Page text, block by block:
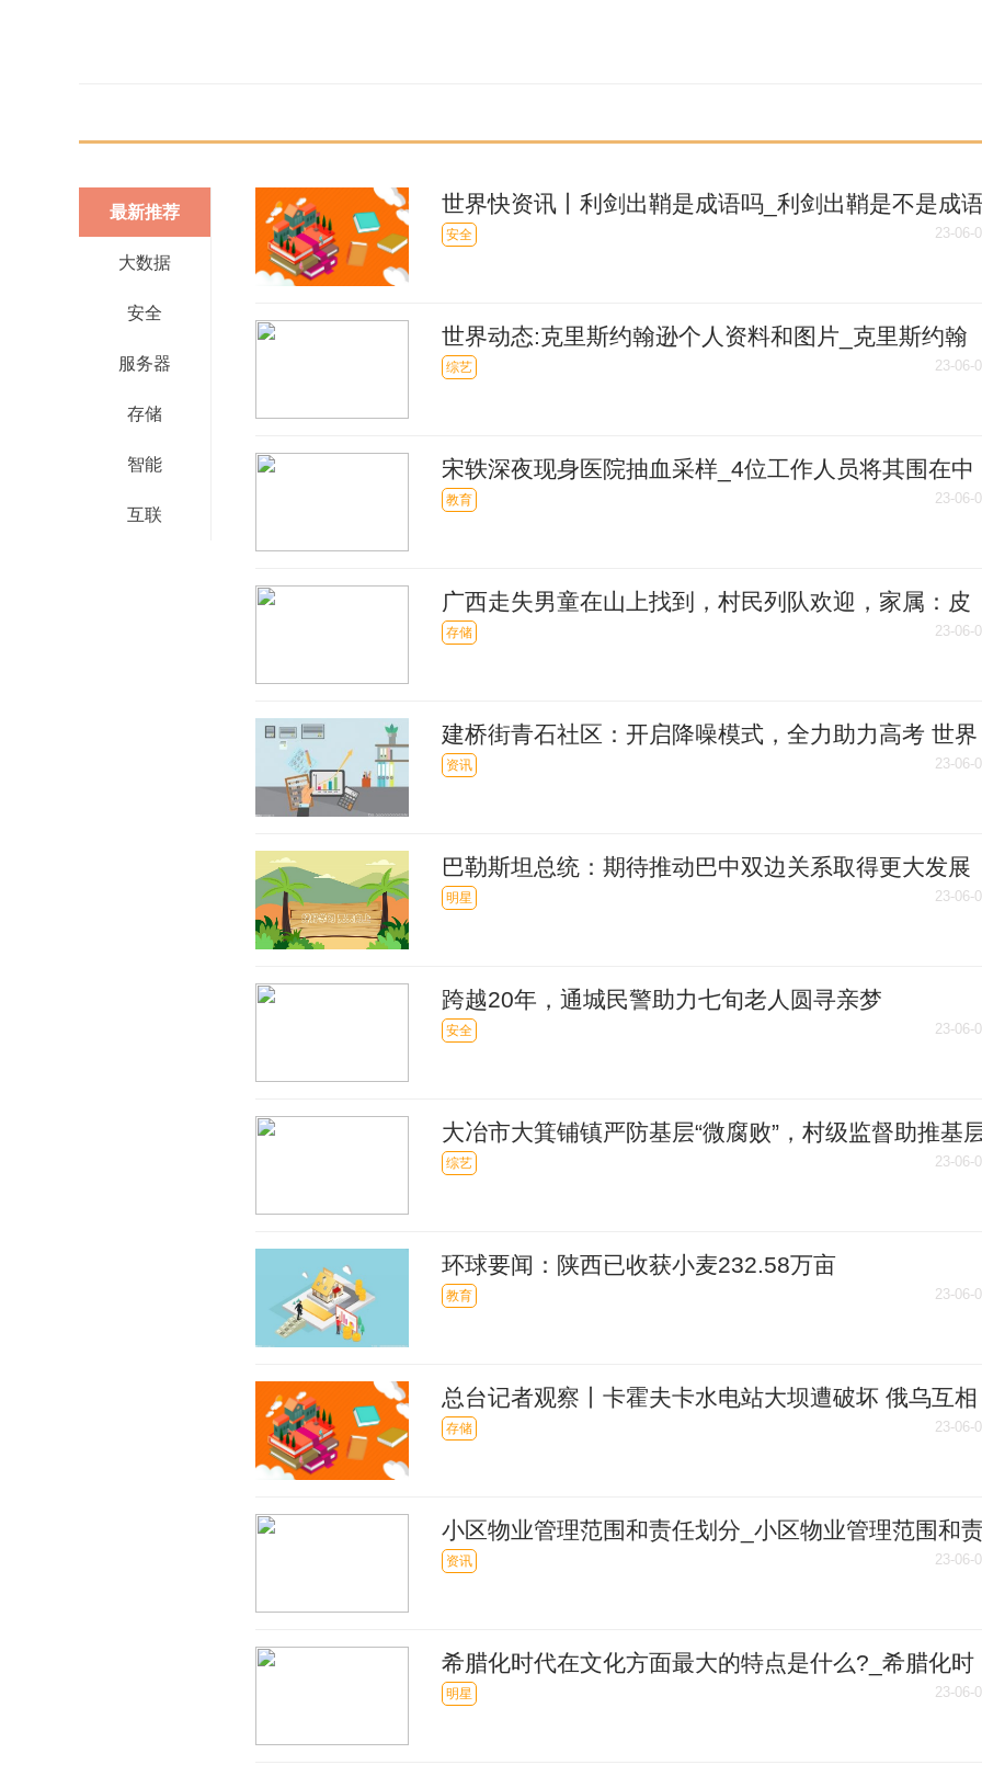
最新推荐
大数据
安全
服务器
存储
智能
互联
世界快资讯丨利剑出鞘是成语吗_利剑出鞘是不是成
安全 23-06-
世界动态:克里斯约翰逊个人资料和图片_克里斯约翰
逊最新篮球明星动态
综艺 23-06-
宋轶深夜现身医院抽血采样_4位工作人员将其围在中
间位置 环球快资讯
教育 23-06-
广西走失男童在山上找到，村民列队欢迎，家属：皮
外伤无大碍_全球热头条
存储 23-06-
建桥街青石社区：开启降噪模式，全力助力高考 世界
即时
资讯 23-06-
巴勒斯坦总统：期待推动巴中双边关系取得更大发展
明星 23-06-
跨越20年，通城民警助力七旬老人圆寻亲梦
安全 23-06-
大冶市大箕铺镇严防基层“微腐败”，村级监督助推基
治理提质增效_世界微头条
综艺 23-06-
环球要闻：陕西已收获小麦232.58万亩
教育 23-06-
总台记者观察丨卡霍夫卡水电站大坝遭破坏 俄乌互相
指责争执不断|世界看点
存储 23-06-
小区物业管理范围和责任划分_小区物业管理范围和
任 每日看点
资讯 23-06-
希腊化时代在文化方面最大的特点是什么?_希腊化时
代的文化特征-环球热头条
明星 23-06-